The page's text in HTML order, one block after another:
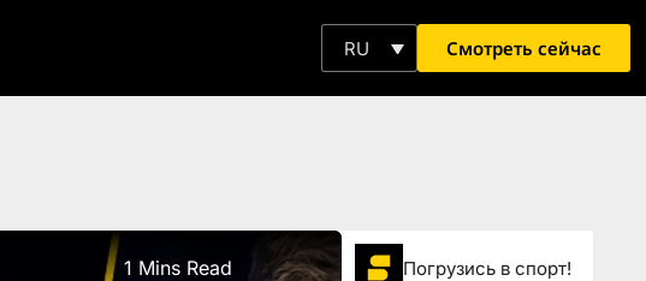
RU Смотреть сейчас
1 Mins Read Погрузиcь в спорт!